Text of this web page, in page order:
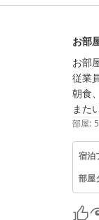
お部
お部
従業
朝食
また
部屋: 5
宿泊
部屋